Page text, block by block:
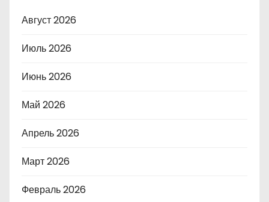
Август 2026
Июль 2026
Июнь 2026
Май 2026
Апрель 2026
Март 2026
Февраль 2026